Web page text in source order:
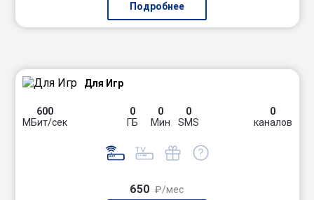
Подробнее
Для Игр
600
МБит/сек
0
ГБ
0
Мин
0
SMS
0
каналов
650 ₽/мес